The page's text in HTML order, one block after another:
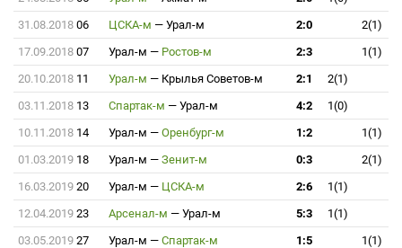
31.08.2018 06 ЦСКА-м — Урал-м 2:0
2(1)
17.09.2018 07 Урал-м — Ростов-м 2:3
1(1)
20.10.2018 11 Урал-м — Крылья Советов-м 2:1
2(1)
03.11.2018 13 Спартак-м — Урал-м 4:2
1(0)
10.11.2018 14 Урал-м — Оренбург-м 1:2
1(1)
01.03.2019 18 Урал-м — Зенит-м 0:3
2(1)
16.03.2019 20 Урал-м — ЦСКА-м 2:6
1(1)
12.04.2019 23 Арсенал-м — Урал-м 5:3
1(1)
03.05.2019 27 Урал-м — Спартак-м 1:5
1(1)